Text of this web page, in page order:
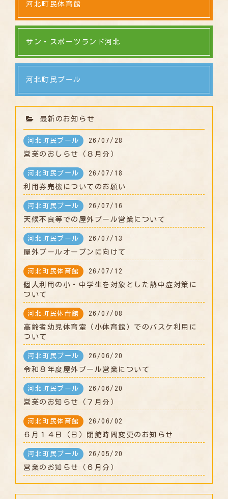
河北町民体育館
サン・スポーツランド河北
河北町民プール
最新のお知らせ
河北町民プール 26/07/28
営業のおしらせ（８月分）
河北町民プール 26/07/18
利用券売機についてのお願い
河北町民プール 26/07/16
天候不良等での屋外プール営業について
河北町民プール 26/07/13
屋外プールオープンに向けて
河北町民体育館 26/07/12
個人利用の小・中学生を対象とした熱中症対策に
ついて
河北町民体育館 26/07/08
高齢者幼児体育室（小体育館）でのバスケ利用に
ついて
河北町民プール 26/06/20
令和８年度屋外プール営業について
河北町民プール 26/06/20
営業のお知らせ（７月分）
河北町民体育館 26/06/02
６月１４日（日）閉館時間変更のお知らせ
河北町民プール 26/05/20
営業のお知らせ（６月分）